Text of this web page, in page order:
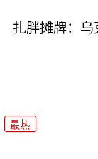
扎胖摊牌：乌
最热